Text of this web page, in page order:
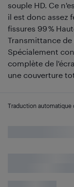
souple HD. Ce
il est donc assez
fissures 99 %
Transmittance
Spécialement
complète de
une couverture
Traduction automatique